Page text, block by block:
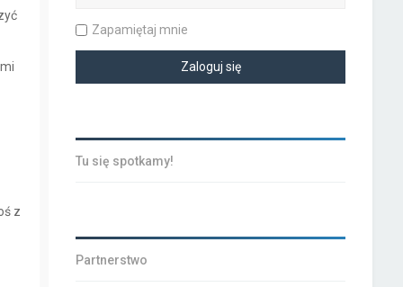
z
Zapamiętaj mnie
Tu się spotkamy!
Partnerstwo